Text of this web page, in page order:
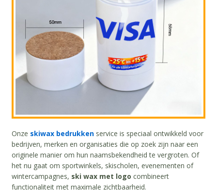
Onze skiwax bedrukken service is speciaal ontwikkeld voor
bedrijven, merken en organisaties die op zoek zijn naar een
originele manier om hun naamsbekendheid te vergroten. Of
het nu gaat om sportwinkels, skischolen, evenementen of
wintercampagnes, ski wax met logo combineert
functionaliteit met maximale zichtbaarheid.